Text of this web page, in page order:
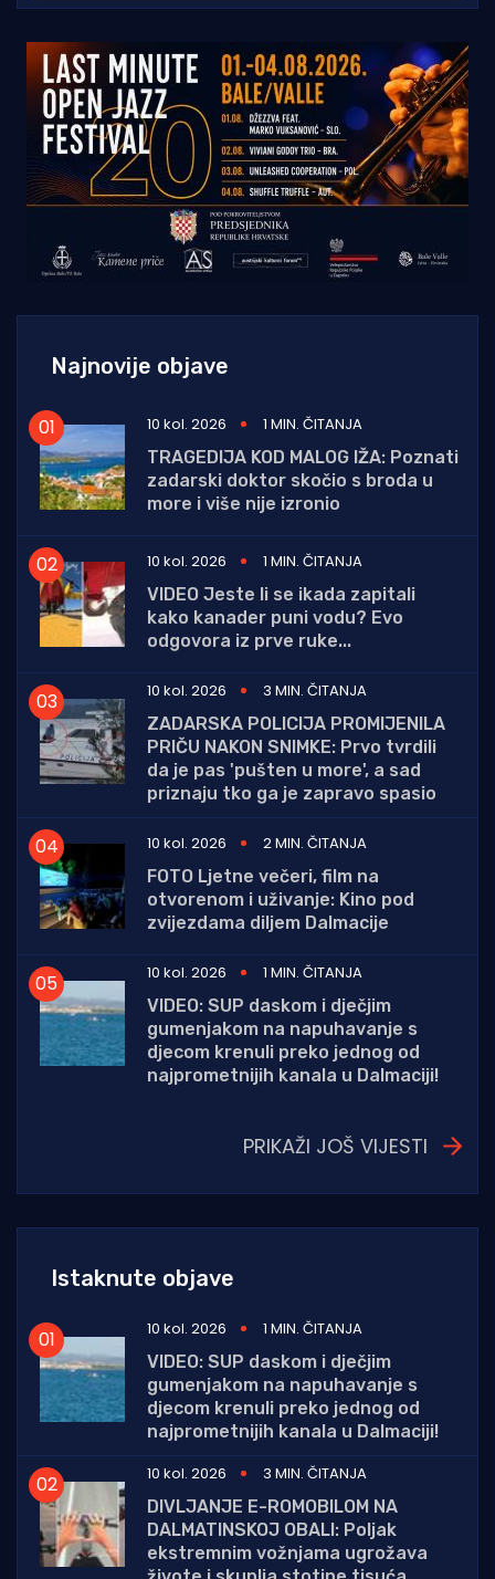
Najnovije objave
10 kol. 2026
1 MIN. ČITANJA
TRAGEDIJA KOD MALOG IŽA: Poznati
zadarski doktor skočio s broda u
more i više nije izronio
10 kol. 2026
1 MIN. ČITANJA
VIDEO Jeste li se ikada zapitali
kako kanader puni vodu? Evo
odgovora iz prve ruke...
10 kol. 2026
3 MIN. ČITANJA
ZADARSKA POLICIJA PROMIJENILA
PRIČU NAKON SNIMKE: Prvo tvrdili
da je pas 'pušten u more', a sad
priznaju tko ga je zapravo spasio
10 kol. 2026
2 MIN. ČITANJA
FOTO Ljetne večeri, film na
otvorenom i uživanje: Kino pod
zvijezdama diljem Dalmacije
10 kol. 2026
1 MIN. ČITANJA
VIDEO: SUP daskom i dječjim
gumenjakom na napuhavanje s
djecom krenuli preko jednog od
najprometnijih kanala u Dalmaciji!
PRIKAŽI JOŠ VIJESTI
Istaknute objave
10 kol. 2026
1 MIN. ČITANJA
VIDEO: SUP daskom i dječjim
gumenjakom na napuhavanje s
djecom krenuli preko jednog od
najprometnijih kanala u Dalmaciji!
10 kol. 2026
3 MIN. ČITANJA
DIVLJANJE E-ROMOBILOM NA
DALMATINSKOJ OBALI: Poljak
ekstremnim vožnjama ugrožava